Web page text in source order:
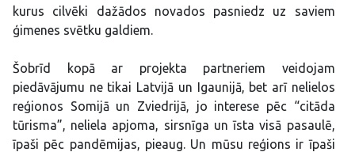
kurus cilvēki dažādos novados pasniedz uz saviem
ģimenes svētku galdiem.
Šobrīd kopā ar projekta partneriem veidojam
piedāvājumu ne tikai Latvijā un Igaunijā, bet arī nelielos
reģionos Somijā un Zviedrijā, jo interese pēc “citāda
tūrisma”, neliela apjoma, sirsnīga un īsta visā pasaulē,
īpaši pēc pandēmijas, pieaug. Un mūsu reģions ir īpaši